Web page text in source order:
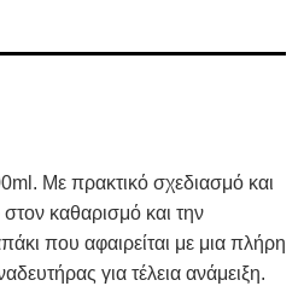
Με πρακτικό σχεδιασμό και
καθαρισμό και την
που αφαιρείται με μια πλήρη
για τέλεια ανάμειξη.